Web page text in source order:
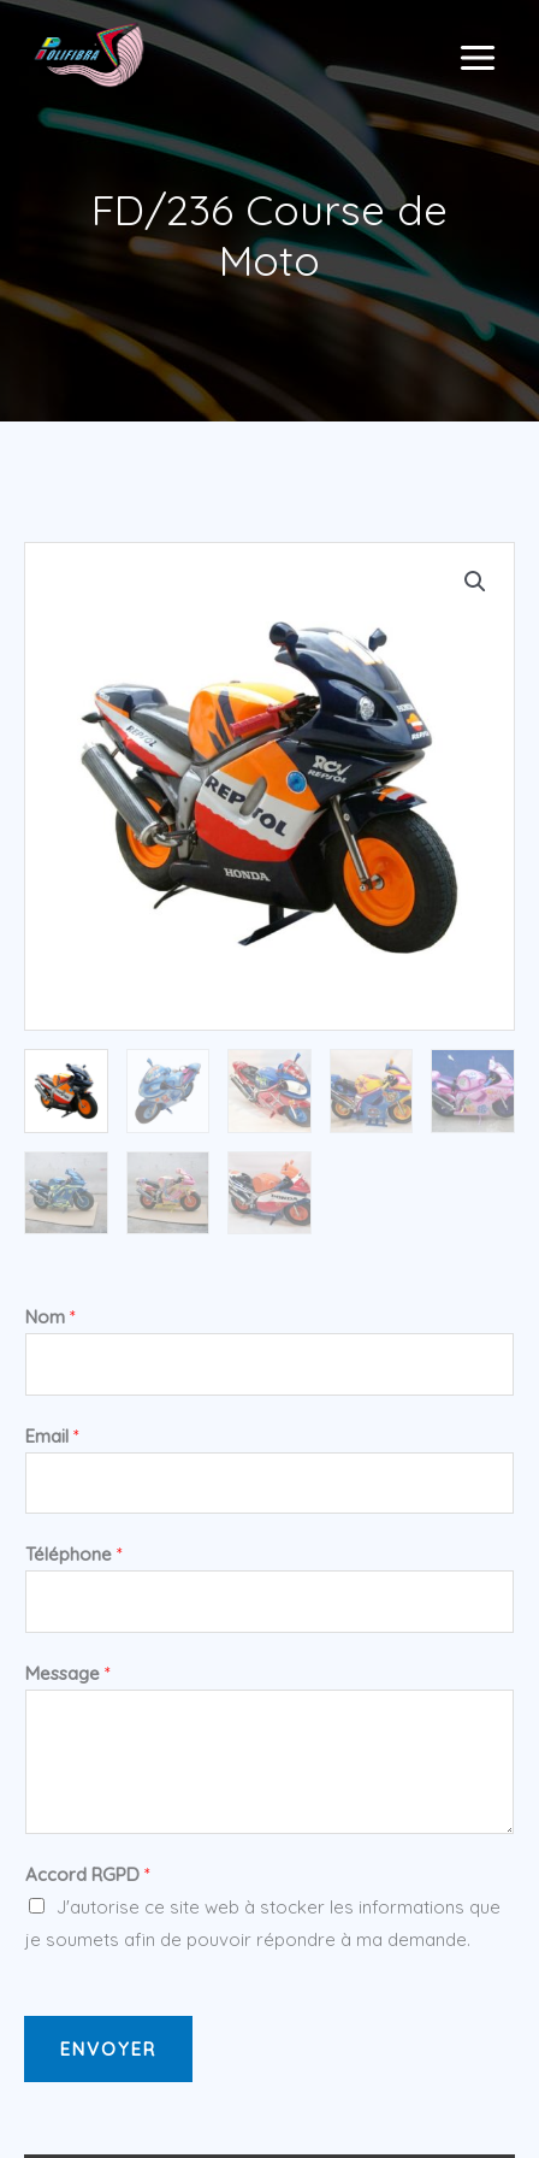
Aller
contenu
MAIN
MENU
FD/236 Course de
Moto
Nom *
Email *
Téléphone *
Message *
Accord RGPD *
J'autorise ce site web à stocker les informations que
je soumets afin de pouvoir répondre à ma demande.
ENVOYER